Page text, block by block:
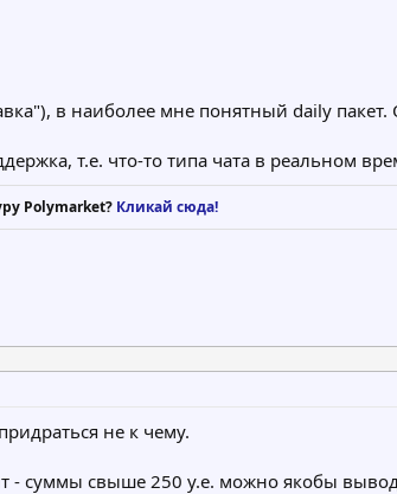
в наиболее мне понятный daily пакет.
т.е. что-то типа чата в реальном
Polymarket? Кликай сюда!
не к чему.
- суммы свыше 250 у.е. можно якобы